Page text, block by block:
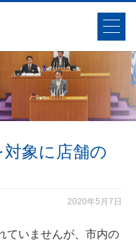
象に店舗の
2020年5月7日
ていませんが、市内の